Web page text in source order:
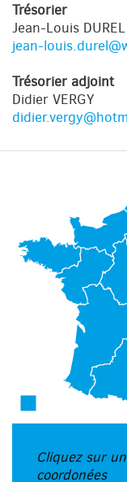
Trésorier
Jean-Louis DUREL
jean-
Trésorier adjoint
Didier VERGY
Cliquez sur
coordonées